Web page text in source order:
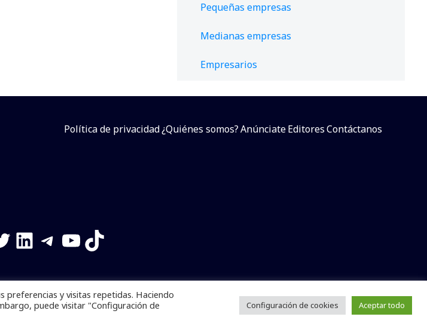
Pequeñas empresas
Medianas empresas
Empresarios
Política de privacidad¿Quiénes somos?AnúnciateEditoresContáctanos
LinkedIn
Telegram
YouTube
TikTok
el uso de la información total o parcial sin dar referencia a la fuente.
poryalla ya!
y visitas repetidas. Haciendo
puede visitar "Configuración de
Configuración de cookies Aceptar todo